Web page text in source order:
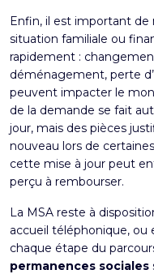
Enfin, il est important
situation familiale ou
rapidement :
déménagement, perte
peuvent impacter le
de la demande se fait
jour, mais des pièces
nouveau lors de
cette mise à jour peut
perçu à rembourser.
La MSA reste à
accueil téléphonique,
chaque étape du
permanences sociales